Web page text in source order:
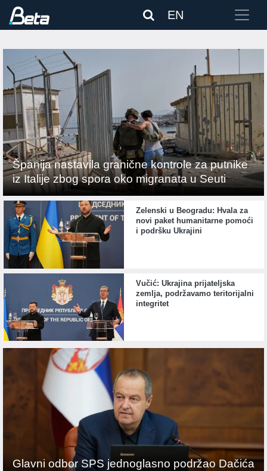
EN
Španija nastavila granične kontrole za putnike
iz Italije zbog spora oko migranata u Seuti
Zelenski u Beogradu: Hvala za
novi paket humanitarne pomoći
i podršku Ukrajini
Vučić: Ukrajina prijateljska
zemlja, podržavamo teritorijalni
integritet
Glavni odbor SPS jednoglasno podržao Dačića